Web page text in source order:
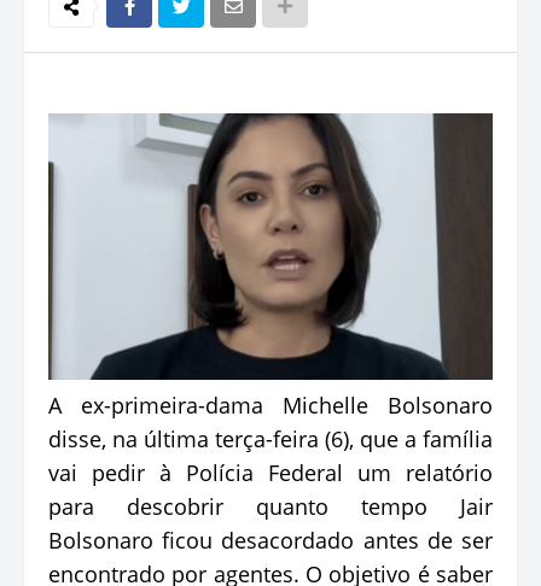
A ex-primeira-dama Michelle Bolsonaro
disse, na última terça-feira (6), que a família
vai pedir à Polícia Federal um relatório
para descobrir quanto tempo Jair
Bolsonaro ficou desacordado antes de ser
encontrado por agentes. O objetivo é saber